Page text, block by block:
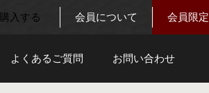
購入する 会員について 会員限定
よくあるご質問 お問い合わせ